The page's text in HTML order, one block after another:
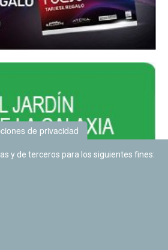
de privacidad
y de terceros para los siguientes fines: